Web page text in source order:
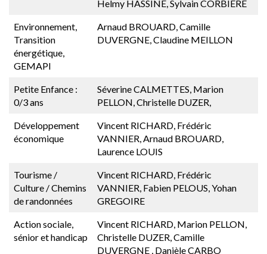
Helmy HASSINE, Sylvain CORBIERE
Environnement,
Transition
énergétique,
GEMAPI
Arnaud BROUARD, Camille
DUVERGNE, Claudine MEILLON
Petite Enfance :
0/3 ans
Séverine CALMETTES, Marion
PELLON, Christelle DUZER,
Développement
économique
Vincent RICHARD, Frédéric
VANNIER, Arnaud BROUARD,
Laurence LOUIS
Tourisme /
Culture / Chemins
de randonnées
Vincent RICHARD, Frédéric
VANNIER, Fabien PELOUS, Yohan
GREGOIRE
Action sociale,
sénior et handicap
Vincent RICHARD, Marion PELLON,
Christelle DUZER, Camille
DUVERGNE , Danièle CARBO